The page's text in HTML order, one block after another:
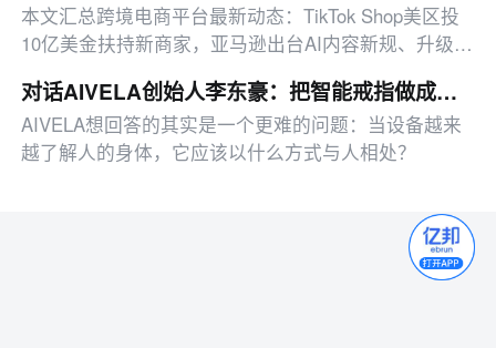
本文汇总跨境电商平台最新动态：TikTok Shop美区投
10亿美金扶持新商家，亚马逊出台AI内容新规、升级卖
对话AIVELA创始人李东豪：把智能戒指做成一件“会关心人”的饰品
AIVELA想回答的其实是一个更难的问题：当设备越来
越了解人的身体，它应该以什么方式与人相处？